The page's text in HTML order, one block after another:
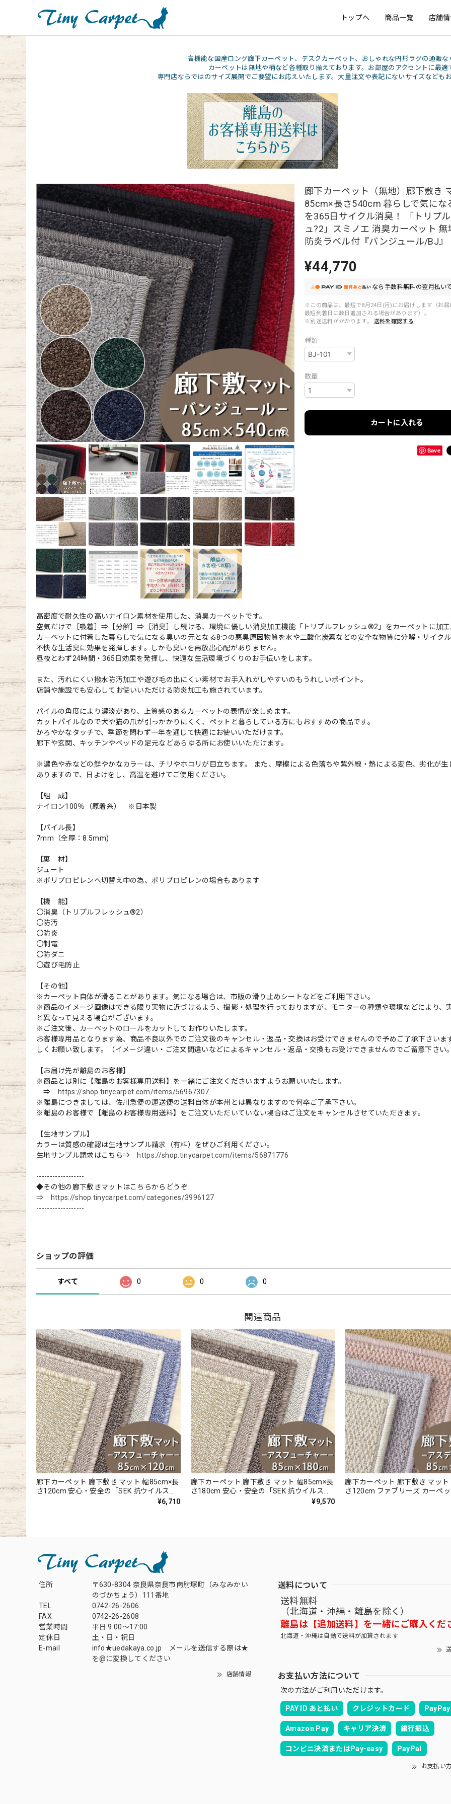
トップへ 商品一覧 店舗
高機能な国産ロング廊下カーペット、デスクカーペット、おしゃれな円形ラグの通販な
カーペットは無地や柄など各種取り揃えております。お部屋のアクセントに最
専門店ならではのサイズ展開でご要望にお応えいたします。大量注文や表記にないサイズなども
廊下カーペット（無地）廊下敷き
85cm×長さ540cm 暮らしで気にな
を365日サイクル消臭！ 「トリプ
ュ?2」スミノエ 消臭カーペット 無
防炎ラベル付『バンジュール/BJ』
¥44,770
なら 手数料無料の翌月払い
※この商品は、最短で8月24日(月)にお届けします（お届
最短到着日に数日追加される場合があります）。
※別途送料がかかります。
送料を確認する
種類
数量
カートに入れる
Save
高密度で耐久性の高いナイロン素材を使用した、消臭カーペットです。
空気だけで［吸着］⇒［分解］⇒［消臭］し続ける、環境に優しい消臭加工機能「トリプルフレッシュ®2」をカーペットに加
カーペットに付着した暮らしで気になる臭いの元となる8つの悪臭原因物質を水や二酸化炭素などの安全な物質に分解・サイク
不快な生活臭に効果を発揮します。しかも臭いを再放出心配がありません。
昼夜とわず24時間・365日効果を発揮し、快適な生活環境づくりのお手伝いをします。
また、汚れにくい撥水防汚加工や遊び毛の出にくい素材でお手入れがしやすいのもうれしいポイント。
店舗や施設でも安心してお使いいただける防炎加工も施されています。
パイルの角度により濃淡があり、上質感のあるカーペットの表情が楽しめます。
カットパイルなので犬や猫の爪が引っかかりにくく、ペットと暮らしている方にもおすすめの商品です。
かろやかなタッチで、季節を問わず一年を通じて快適にお使いいただけます。
廊下や玄関、キッチンやベッドの足元などあらゆる所にお使いいただけます。
※濃色や赤などの鮮やかなカラーは、チリやホコリが目立ちます。 また、摩擦による色落ちや紫外線・熱による変色、劣化が生
ありますので、日よけをし、高温を避けてご使用ください。
【組 成】
ナイロン100％（原着糸） ※日本製
【パイル長】
7mm（全厚：8.5mm)
【裏 材】
ジュート
※ポリプロピレンへ切替え中の為、ポリプロピレンの場合もあります
【機 能】
〇消臭（トリプルフレッシュ®2）
〇防汚
〇防炎
〇制電
〇防ダニ
〇遊び毛防止
【その他】
※カーペット自体が滑ることがあります。気になる場合は、市販の滑り止めシートなどをご利用下さい。
※商品のイメージ画像はできる限り実物に近づけるよう、撮影・処理を行っておりますが、モニターの種類や環境などにより、
と異なって見える場合がございます。
※ご注文後、カーペットのロールをカットしてお作りいたします。
お客様専用品となります為、商品不良以外でのご注文後のキャンセル・返品・交換はお受けできませんので予めご了承下さいま
しくお願い致します。（イメージ違い・ご注文間違いなどによるキャンセル・返品・交換もお受けできませんのでご留意下さい
【お届け先が離島のお客様】
※商品とは別に【離島のお客様専用送料】を一緒にご注文くださいますようお願いいたします。
⇒
https://shop.tinycarpet.com/items/56967307
※離島につきましては、佐川急便の運送便の送料自体が本州とは異なりますので何卒ご了承下さい。
※離島のお客様で【離島のお客様専用送料】をご注文いただいていない場合はご注文をキャンセルさせていただきます。
【生地サンプル】
カラーは質感の確認は生地サンプル請求（有料）をぜひご利用ください。
生地サンプル請求はこちら⇒ https://shop.tinycarpet.com/items/56871776
------------------
◆その他の廊下敷きマットはこちらからどうぞ
⇒
https://shop.tinycarpet.com/categories/3996127
------------------
ショップの評価
すべて 0 0 0
関連商品
廊下カーペット 廊下敷き マット 幅85cm×長
さ120cm 安心・安全の「SEK 抗ウイルス加
工」+「SEK 制菌加工」雰囲気のある杢調 無
¥6,710
廊下カーペット 廊下敷き マット 幅85cm×長
さ180cm 安心・安全の「SEK 抗ウイルス加
工」+「SEK 制菌加工」雰囲気のある杢調 無
¥9,570
廊下カーペット 廊下敷き マッ
さ120cm ファブリーズ カーペ
住所
〒630-8304 奈良県奈良市南肘塚町（みなみかい
のづかちょう）111番地
TEL
0742-26-2606
FAX
0742-26-2608
営業時間
平日 9:00～17:00
定休日
土・日・祝日
E-mail
info★uedakaya.co.jp メールを送信する際は★
を@に変換してください
店舗情報
送料について
送料無料
（北海道・沖縄・離島を除く）
離島は【追加送料】を一緒にご購入くだ
北海道・沖縄は自動で送料が加算されます
お支払い方法について
次の方法がご利用いただけます。
PAY ID あと払い クレジットカード PayPay
Amazon Pay キャリア決済 銀行振込
コンビニ決済またはPay-easy PayPal
お支払い